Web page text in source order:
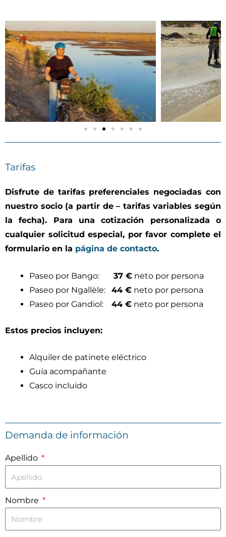
Tarifas
Disfrute de tarifas preferenciales negociadas con
nuestro socio (a partir de – tarifas variables según
la fecha). Para una cotización personalizada o
cualquier solicitud especial, por favor complete el
formulario en la página de contacto.
Paseo por Bango: 37 € neto por persona
Paseo por Ngallèle: 44 € neto por persona
Paseo por Gandiol: 44 € neto por persona
Estos precios incluyen:
Alquiler de patinete eléctrico
Guía acompañante
Casco incluido
Demanda de información
Apellido
Nombre